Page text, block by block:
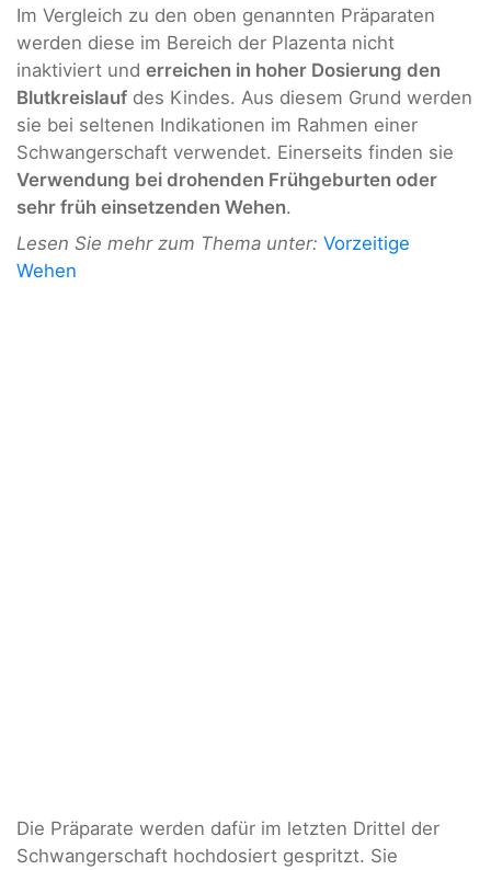
Im Vergleich zu den oben genannten Präparaten
werden diese im Bereich der Plazenta nicht
inaktiviert und erreichen in hoher Dosierung den
Blutkreislauf des Kindes. Aus diesem Grund werden
sie bei seltenen Indikationen im Rahmen einer
Schwangerschaft verwendet. Einerseits finden sie
Verwendung bei drohenden Frühgeburten oder
sehr früh einsetzenden Wehen.
Lesen Sie mehr zum Thema unter: Vorzeitige
Wehen
Die Präparate werden dafür im letzten Drittel der
Schwangerschaft hochdosiert gespritzt. Sie